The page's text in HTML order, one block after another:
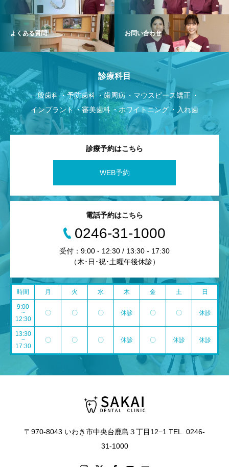
よくある質問 お問い合わせ
診療科目
一般歯科 予防歯科 歯周病
マウスピース矯正
インプラント
審美歯科 ホワイトニング 入れ歯
診療予約はこちら
WEB予約
電話予約はこちら
0246-31-1000
受付：9:00 - 12:30 / 13:30 - 17:30
（木･日･祝･土曜午後休診）
時間 月 火 水 木 金 土 日
9:00
~
12:30
〇 〇 〇 休診 〇 〇 休診
13:30
~
17:30
〇 〇 〇 休診 〇 休診 休診
〒970-8043 いわき市中央台鹿島３丁目12−1 TEL. 0246-
31-1000